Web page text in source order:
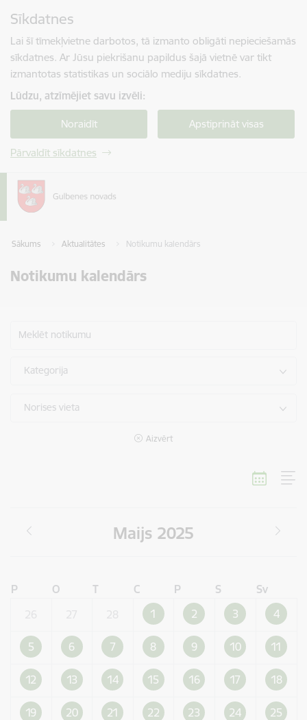
Sīkdatnes
Lai šī tīmekļvietne darbotos, tā izmanto obligāti nepieciešamās
sīkdatnes. Ar Jūsu piekrišanu papildus šajā vietnē var tikt
izmantotas statistikas un sociālo mediju sīkdatnes.
Lūdzu, atzīmējiet savu izvēli:
Noraidīt Apstiprināt visas
Pārvaldīt sīkdatnes
Sākums Aktualitātes Notikumu kalendārs
Notikumu kalendārs
Meklēt notikumu
Kategorija
Norises vieta
Aizvērt
Maijs 2025
P O T C P S
Sv
1 2 3 4
5 6 7 8 9 10 11
12 13 14 15 16 17 18
19 20 21 22 23 24 25